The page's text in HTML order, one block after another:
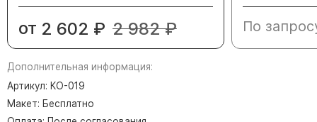
Памятники в виде гитары
Памятники комбинированные
Памятники из цветного гранита
Памятники красно-черные
от 2 602 ₽ 2 982 ₽ По
Дополнительная информация:
Артикул: КО-019
Макет: Бесплатно